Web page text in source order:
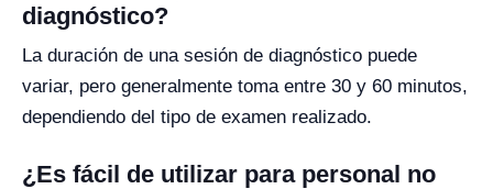
diagnóstico?
La duración de una sesión de diagnóstico puede
variar, pero generalmente toma entre 30 y 60 minutos,
dependiendo del tipo de examen realizado.
¿Es fácil de utilizar para personal no